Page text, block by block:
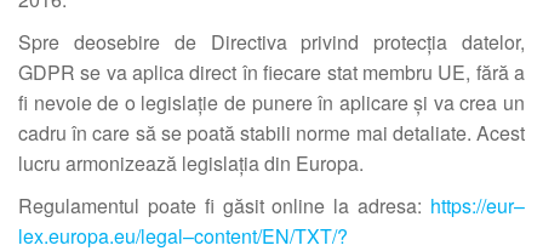
Spre deosebire de Directiva privind protecția datelor,
GDPR se va aplica direct în fiecare stat membru UE, fără a
fi nevoie de o legislație de punere în aplicare și va crea un
cadru în care să se poată stabili norme mai detaliate. Acest
lucru armonizează legislația din Europa.
Regulamentul poate fi găsit online la adresa: https://eur–
lex.europa.eu/legal–content/EN/TXT/?